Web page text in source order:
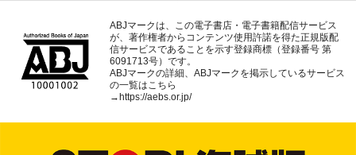
ABJマークは、この電子書店・電子書籍配信サービス
が、著作権者からコンテンツ使用許諾を得た正規版配
信サービスであることを示す登録商標（登録番号 第
6091713号）です。
ABJマークの詳細、ABJマークを掲示しているサービス
の一覧はこちら
→https://aebs.or.jp/